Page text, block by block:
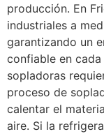
producción. En
industriales a
garantizando un
confiable en
sopladoras
proceso de
calentar el
aire. Si la